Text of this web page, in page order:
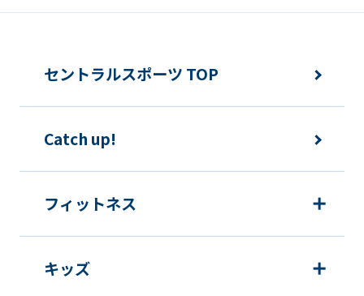
セントラルスポーツ TOP
Catch up!
フィットネス
キッズ